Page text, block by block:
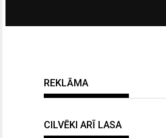
REKLĀMA
CILVĒKI ARĪ LASA